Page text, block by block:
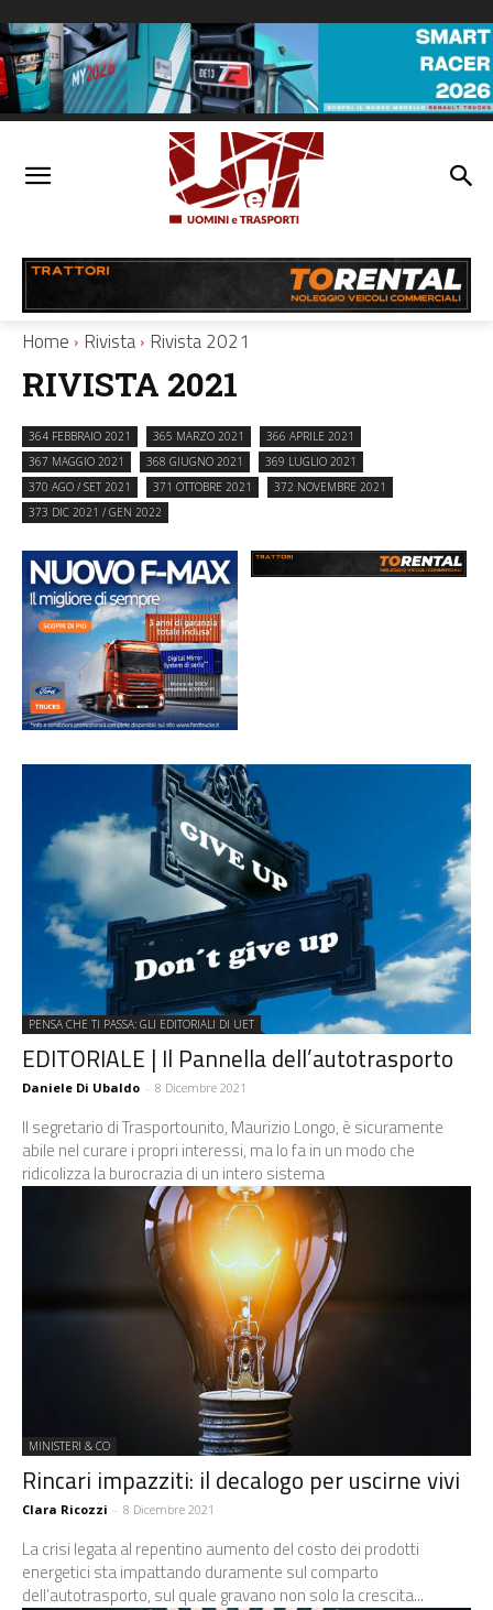
Home Rivista Rivista 2021
RIVISTA 2021
364 FEBBRAIO 2021 365 MARZO 2021
366 APRILE 2021
367 MAGGIO 2021
368 GIUGNO 2021
369 LUGLIO 2021
370 AGO / SET 2021
371 OTTOBRE 2021
372 NOVEMBRE 2021
373 DIC 2021 / GEN 2022
PENSA CHE TI PASSA: GLI EDITORIALI DI UET
EDITORIALE | Il Pannella dell’autotrasporto
Daniele Di Ubaldo - 8 Dicembre 2021
Il segretario di Trasportounito, Maurizio Longo, è sicuramente
abile nel curare i propri interessi, ma lo fa in un modo che
ridicolizza la burocrazia di un intero sistema
MINISTERI & CO
Rincari impazziti: il decalogo per uscirne vivi
Clara Ricozzi - 8 Dicembre 2021
La crisi legata al repentino aumento del costo dei prodotti
energetici sta impattando duramente sul comparto
dell’autotrasporto, sul quale gravano non solo la crescita...